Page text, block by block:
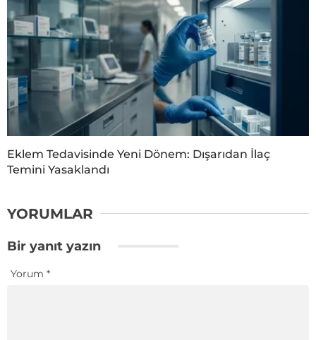
Eklem Tedavisinde Yeni Dönem: Dışarıdan İlaç
Temini Yasaklandı
YORUMLAR
Bir yanıt yazın
Yorum *